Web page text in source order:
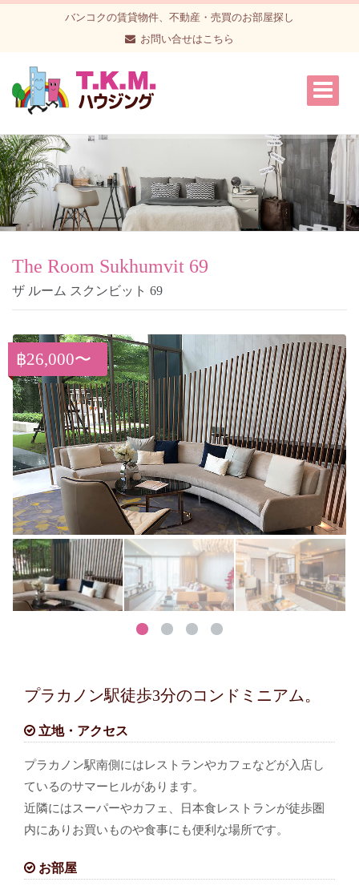
バンコクの賃貸物件、不動産・売買のお部屋探し
お問い合せはこちら
The Room Sukhumvit 69
ザ ルーム スクンビット 69
฿26,000〜
プラカノン駅徒歩3分のコンドミニアム。
立地・アクセス
プラカノン駅南側にはレストランやカフェなどが入店し
ているのサマーヒルがあります。
近隣にはスーパーやカフェ、日本食レストランが徒歩圏
内にありお買いものや食事にも便利な場所です。
お部屋